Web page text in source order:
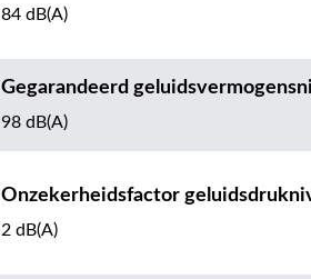
84 dB(A)
Gegarandeerd
98 dB(A)
Onzekerheidsfactor
2 dB(A)